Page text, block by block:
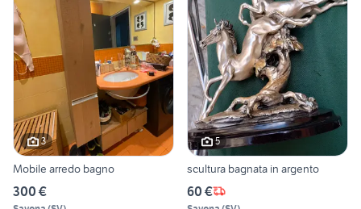
3
Mobile arredo bagno
300 €
5
scultura bagnata in argento
60 €